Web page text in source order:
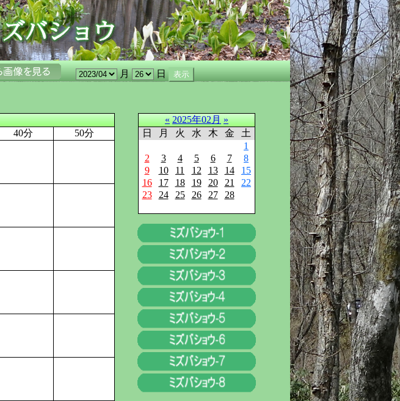
月 日
40分 50分
« 2025年02月 »
日
月 火 水 木 金
土
1
2
3 4 5 6 7
8
9
10 11 12 13 14
15
16
17 18 19 20 21
22
23
24 25 26 27 28